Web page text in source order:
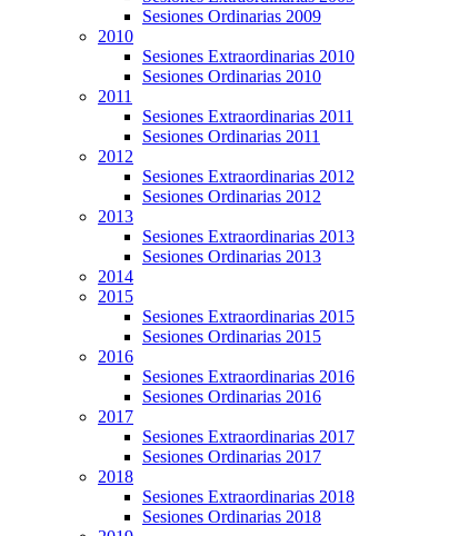
Sesiones Ordinarias 2009
2010
Sesiones Extraordinarias 2010
Sesiones Ordinarias 2010
2011
Sesiones Extraordinarias 2011
Sesiones Ordinarias 2011
2012
Sesiones Extraordinarias 2012
Sesiones Ordinarias 2012
2013
Sesiones Extraordinarias 2013
Sesiones Ordinarias 2013
2014
2015
Sesiones Extraordinarias 2015
Sesiones Ordinarias 2015
2016
Sesiones Extraordinarias 2016
Sesiones Ordinarias 2016
2017
Sesiones Extraordinarias 2017
Sesiones Ordinarias 2017
2018
Sesiones Extraordinarias 2018
Sesiones Ordinarias 2018